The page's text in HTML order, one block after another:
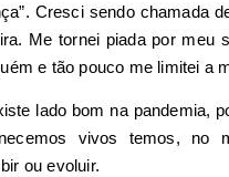
Cresci sendo chamada
Me tornei piada por meu
e tão pouco me limitei a
lado bom na pandemia,
vivos temos, no
ou evoluir.